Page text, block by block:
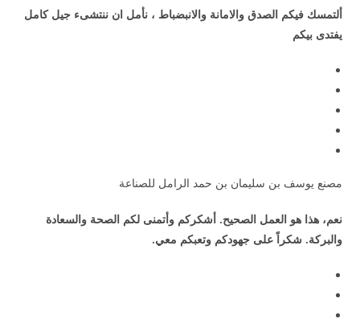
ألتمسك فيكم الصدق والامانة والانبضباط ، نأمل ان ننتشىء جيل كامل
يفتدى بيكم
مصنع يوسف بن سليمان بن حمد الرامل للصناعة
نعم، هذا هو العمل الصحيح. أشكركم وأتمنى لكم الصحة والسعادة
والبركة. شكراً على جهودكم وتعبكم معي.